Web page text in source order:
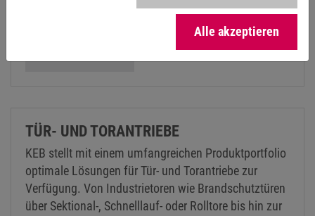
Medizintechnik gerecht.
TÜR- UND TORANTRIEBE
KEB stellt mit einem umfangreichen Produktportfolio
optimale Lösungen für Tür- und Torantriebe zur
Verfügung. Von Industrietoren wie Brandschutztüren
über Sektional-, Schnelllauf- oder Rolltore bis hin zur
Alle akzeptieren